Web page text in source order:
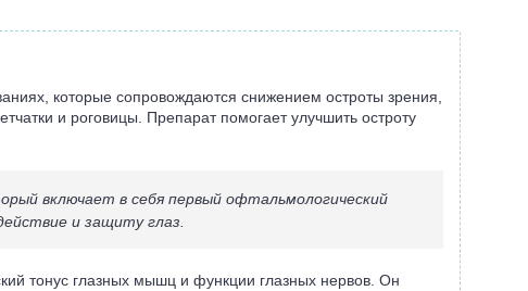
которые сопровождаются снижением остроты зрения,
и роговицы. Препарат помогает улучшить остроту
включает в себя первый офтальмологический
и защиту глаз.
тонус глазных мышц и функции глазных нервов. Он